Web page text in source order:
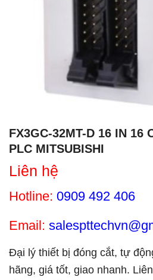
FX3GC-32MT-D 16 IN 16
PLC MITSUBISHI
Liên hệ
Hotline: 0909 492 406
Email:
Đại lý thiết bị đóng cắt, tự
hãng, giá tốt, giao nhanh.